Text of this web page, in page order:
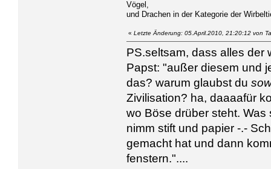
Vögel,
und Drachen in der Kategorie der
« Letzte Änderung: 05.April.2010, 21:20:12 von
PS.seltsam, dass alles der
Papst: "außer diesem und
das? warum glaubst du
Zivilisation? ha, daaaafür
wo Böse drüber steht.
nimm stift und papier -.-
gemacht hat und dann
fenstern."....